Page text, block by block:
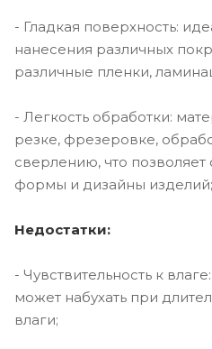
- Гладкая поверхность:
нанесения различных
различные пленки,
- Легкость обработки:
резке, фрезеровке,
сверлению, что
формы и дизайны изделий;
Недостатки:
- Чувствительность к
может набухать при
влаги;